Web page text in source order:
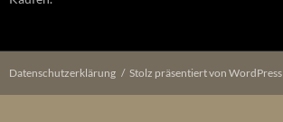
Datenschutzerklärung Stolz präsentiert von WordPress